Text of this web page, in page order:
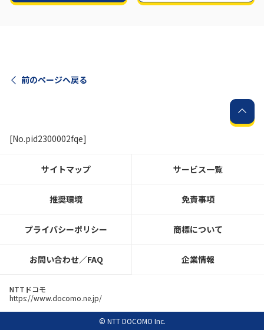
前のページへ戻る
[No.pid2300002fqe]
サイトマップ サービス一覧
推奨環境 免責事項
プライバシーポリシー 商標について
お問い合わせ／FAQ 企業情報
NTTドコモ
https://www.docomo.ne.jp/
© NTT DOCOMO Inc.